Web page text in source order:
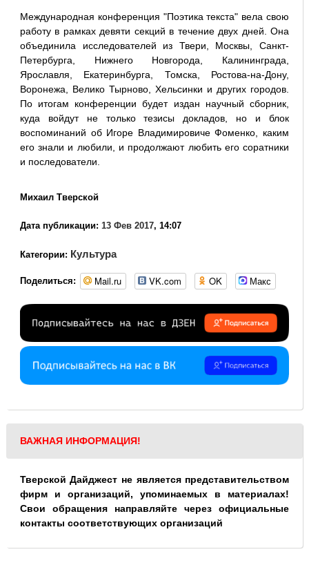
Международная конференция "Поэтика текста" вела свою
работу в рамках девяти секций в течение двух дней. Она
объединила исследователей из Твери, Москвы, Санкт-
Петербурга, Нижнего Новгорода, Калининграда,
Ярославля, Екатеринбурга, Томска, Ростова-на-Дону,
Воронежа, Велико Тырново, Хельсинки и других городов.
По итогам конференции будет издан научный сборник,
куда войдут не только тезисы докладов, но и блок
воспоминаний об Игоре Владимировиче Фоменко, каким
его знали и любили, и продолжают любить его соратники
и последователи.
Михаил Тверской
Дата публикации: 13 Фев 2017, 14:07
Категории: Культура
Поделиться: Mail.ru VK.com OK Макс
ВАЖНАЯ ИНФОРМАЦИЯ!
Тверской Дайджест не является представительством
фирм и организаций, упоминаемых в материалах!
Свои обращения направляйте через официальные
контакты соответствующих организаций